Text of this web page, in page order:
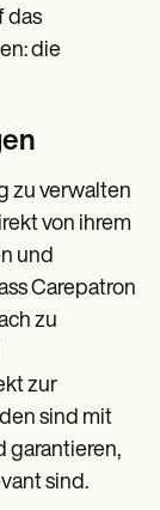
das
die
zu verwalten
von ihrem
und
Carepatron
zu
zur
sind mit
garantieren,
sind.